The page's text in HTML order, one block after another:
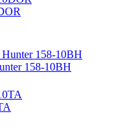
158-10BH